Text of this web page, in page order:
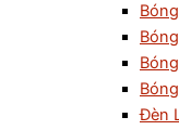
Đèn